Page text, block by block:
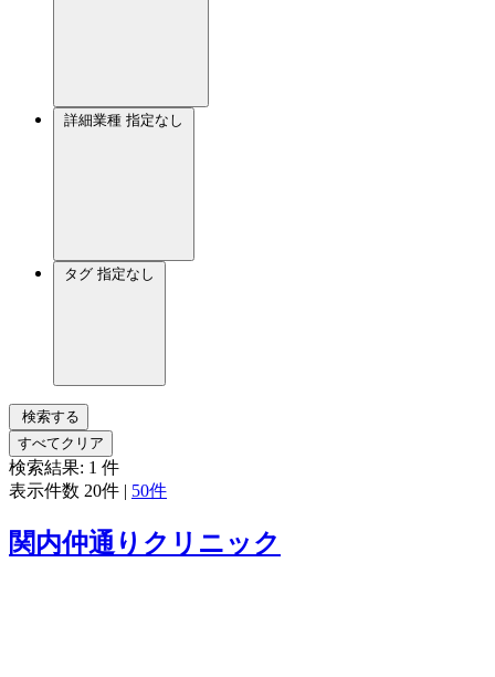
詳細業種 指定なし
タグ 指定なし
検索する
すべてクリア
検索結果: 1 件
表示件数 20件 | 50件
関内仲通りクリニック